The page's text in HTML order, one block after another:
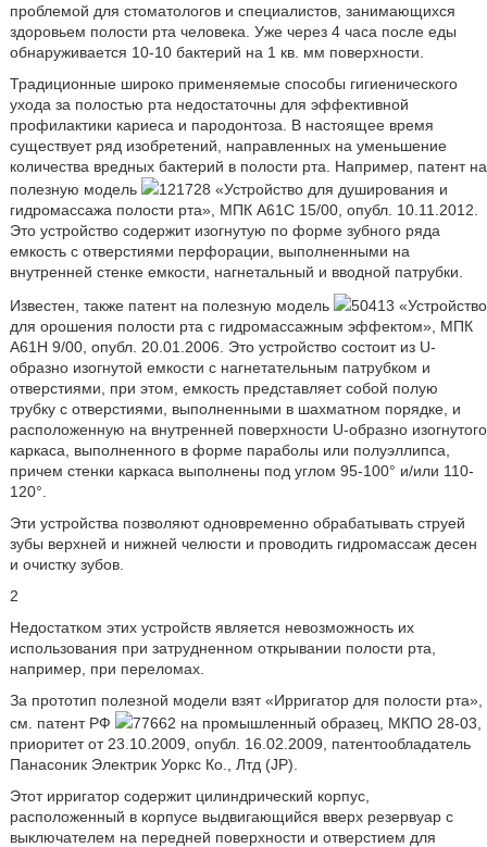
проблемой для стоматологов и специалистов, занимающихся
здоровьем полости рта человека. Уже через 4 часа после еды
обнаруживается 10-10 бактерий на 1 кв. мм поверхности.
Традиционные широко применяемые способы гигиенического
ухода за полостью рта недостаточны для эффективной
профилактики кариеса и пародонтоза. В настоящее время
существует ряд изобретений, направленных на уменьшение
количества вредных бактерий в полости рта. Например, патент на
полезную модель
121728 «Устройство для душирования и
гидромассажа полости рта», МПК A61C 15/00, опубл. 10.11.2012.
Это устройство содержит изогнутую по форме зубного ряда
емкость с отверстиями перфорации, выполненными на
внутренней стенке емкости, нагнетальный и вводной патрубки.
Известен, также патент на полезную модель
50413 «Устройство
для орошения полости рта с гидромассажным эффектом», МПК
A61H 9/00, опубл. 20.01.2006. Это устройство состоит из U-
образно изогнутой емкости с нагнетательным патрубком и
отверстиями, при этом, емкость представляет собой полую
трубку с отверстиями, выполненными в шахматном порядке, и
расположенную на внутренней поверхности U-образно изогнутого
каркаса, выполненного в форме параболы или полуэллипса,
причем стенки каркаса выполнены под углом 95-100° и/или 110-
120°.
Эти устройства позволяют одновременно обрабатывать струей
зубы верхней и нижней челюсти и проводить гидромассаж десен
и очистку зубов.
2
Недостатком этих устройств является невозможность их
использования при затрудненном открывании полости рта,
например, при переломах.
За прототип полезной модели взят «Ирригатор для полости рта»,
см. патент РФ
77662 на промышленный образец, МКПО 28-03,
приоритет от 23.10.2009, опубл. 16.02.2009, патентообладатель
Панасоник Электрик Уоркс Ко., Лтд (JP).
Этот ирригатор содержит цилиндрический корпус,
расположенный в корпусе выдвигающийся вверх резервуар с
выключателем на передней поверхности и отверстием для